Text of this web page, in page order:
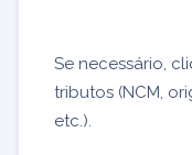
Se necessário,
tributos (NCM,
etc.).